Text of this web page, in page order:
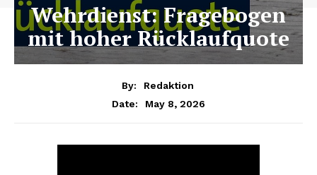
Wehrdienst: Fragebogen
mit hoher Rücklaufquote
By:
Redaktion
Date:
May 8, 2026